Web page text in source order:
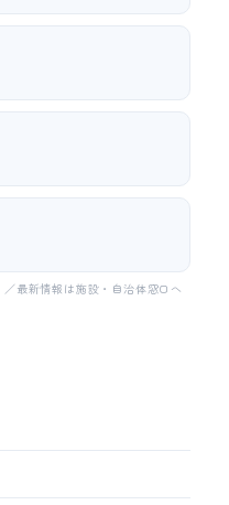
最新情報は施設・自治体窓口へ